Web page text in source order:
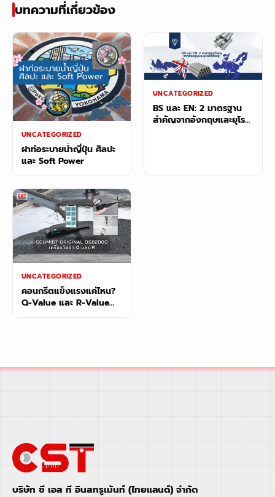
บทความที่เกี่ยวข้อง
UNCATEGORIZED
ฝาท่อระบายน้ำญี่ปุ่น ศิลปะ
และ Soft Power
UNCATEGORIZED
BS และ EN: 2 มาตรฐาน
สำคัญจากอังกฤษและยุโรป
UNCATEGORIZED
คอนกรีตแข็งแรงแค่ไหน?
Q-Value และ R-Value
จาก Schmidt Hammer
บริษัท ซี เอส ที อินสทรูเม้นท์ (ไทยแลนด์) จำกัด